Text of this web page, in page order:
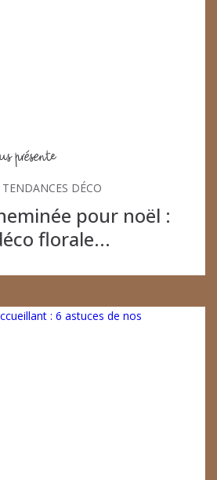
présente
TENDANCES DÉCO
pour noël :
florale...